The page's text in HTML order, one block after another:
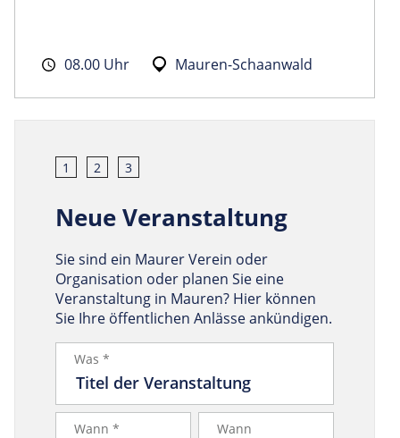
08.00 Uhr Mauren-Schaanwald
1 2 3
Neue Veranstaltung
Sie sind ein Maurer Verein oder
Organisation oder planen Sie eine
Veranstaltung in Mauren? Hier können
Sie Ihre öffentlichen Anlässe ankündigen.
Was *
Wann * Wann